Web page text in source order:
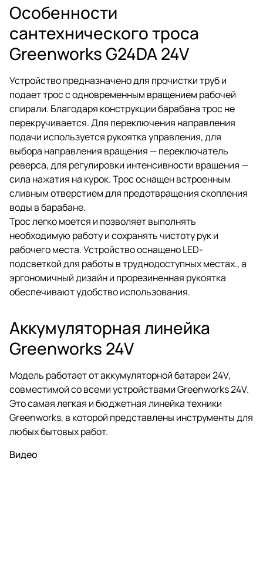
Особенности
сантехнического троса
Greenworks G24DA 24V
Устройство предназначено для прочистки труб и
подает трос с одновременным вращением рабочей
спирали. Благодаря конструкции барабана трос не
перекручивается. Для переключения направления
подачи используется рукоятка управления, для
выбора направления вращения — переключатель
реверса, для регулировки интенсивности вращения —
сила нажатия на курок. Трос оснащен встроенным
сливным отверстием для предотвращения скопления
воды в барабане.
Трос легко моется и позволяет выполнять
необходимую работу и сохранять чистоту рук и
рабочего места. Устройство оснащено LED-
подсветкой для работы в труднодоступных местах., а
эргономичный дизайн и прорезиненная рукоятка
обеспечивают удобство использования.
Аккумуляторная линейка
Greenworks 24V
Модель работает от аккумуляторной батареи 24V,
совместимой со всеми устройствами Greenworks 24V.
Это самая легкая и бюджетная линейка техники
Greenworks, в которой представлены инструменты для
любых бытовых работ.
Видео